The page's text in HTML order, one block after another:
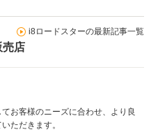
i8ロードスターの最新記事一覧
売店
お客様のニーズに合わせ、より良
ただきます。